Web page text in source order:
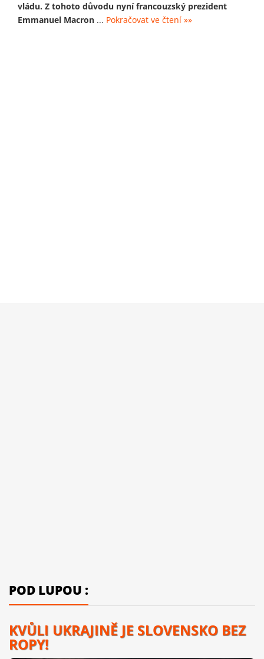
vládu. Z tohoto důvodu nyní francouzský prezident
Emmanuel Macron ... Pokračovat ve čtení »»
POD LUPOU :
KVŮLI UKRAJINĚ JE SLOVENSKO BEZ
ROPY!